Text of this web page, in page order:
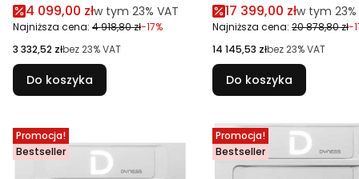
Cena promocyjna brutto
4 099,00 złw tym %s VAT
w tym 23% VAT
Najniższa cena: 4 918,80 zł-17%
Cena netto
3 332,52 złbez 23% VAT
Do koszyka
Cena promocyjna
17 399,00 złw tym %s
w tym 23%
Najniższa cena: 20 878,80 zł-
Cena netto
14 145,53 złbez 23% VAT
Do koszyka
Promocja!
Bestseller
Promocja!
Bestseller